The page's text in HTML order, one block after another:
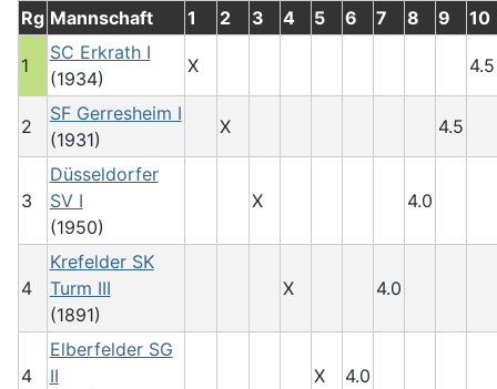
Rg Mannschaft 1 2 3 4 5 6 7 8 9 10
1
SC Erkrath I
(1934)
X 4.5
2
SF Gerresheim I
(1931)
X 4.5
3
Düsseldorfer
SV I
(1950)
X 4.0
4
Krefelder SK
Turm III
(1891)
X 4.0
4
Elberfelder SG
II
X 4.0